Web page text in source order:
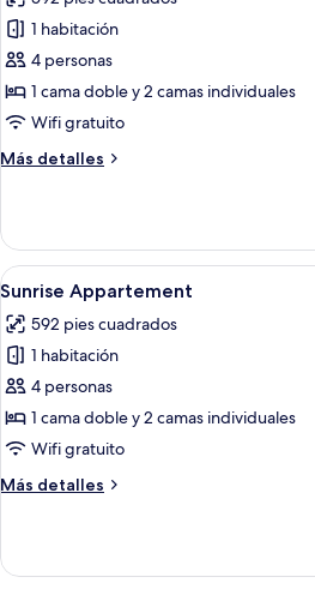
de
Sunset
Appartement
1 habitación
4 personas
1 cama doble y 2 camas individuales
Wifi gratuito
Más detalles
Más
Appartement
Abrir
todas
las
fotos
de
Sunrise
Appartement
14
Sunrise Appartement
592 pies cuadrados
1 habitación
4 personas
1 cama doble y 2 camas individuales
Wifi gratuito
Más detalles
Más
Appartement